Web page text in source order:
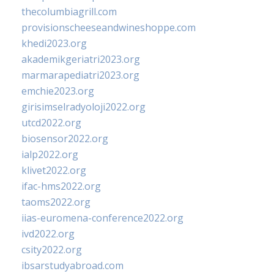
thecolumbiagrill.com
provisionscheeseandwineshoppe.com
khedi2023.org
akademikgeriatri2023.org
marmarapediatri2023.org
emchie2023.org
girisimselradyoloji2022.org
utcd2022.org
biosensor2022.org
ialp2022.org
klivet2022.org
ifac-hms2022.org
taoms2022.org
iias-euromena-conference2022.org
ivd2022.org
csity2022.org
ibsarstudyabroad.com